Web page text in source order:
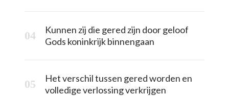
Kunnen zij die gered zijn door geloof
Gods koninkrijk binnengaan
Het verschil tussen gered worden en
volledige verlossing verkrijgen